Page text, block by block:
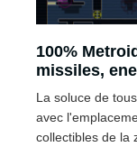
100%
missiles,
La soluce de
avec
collectibles de la